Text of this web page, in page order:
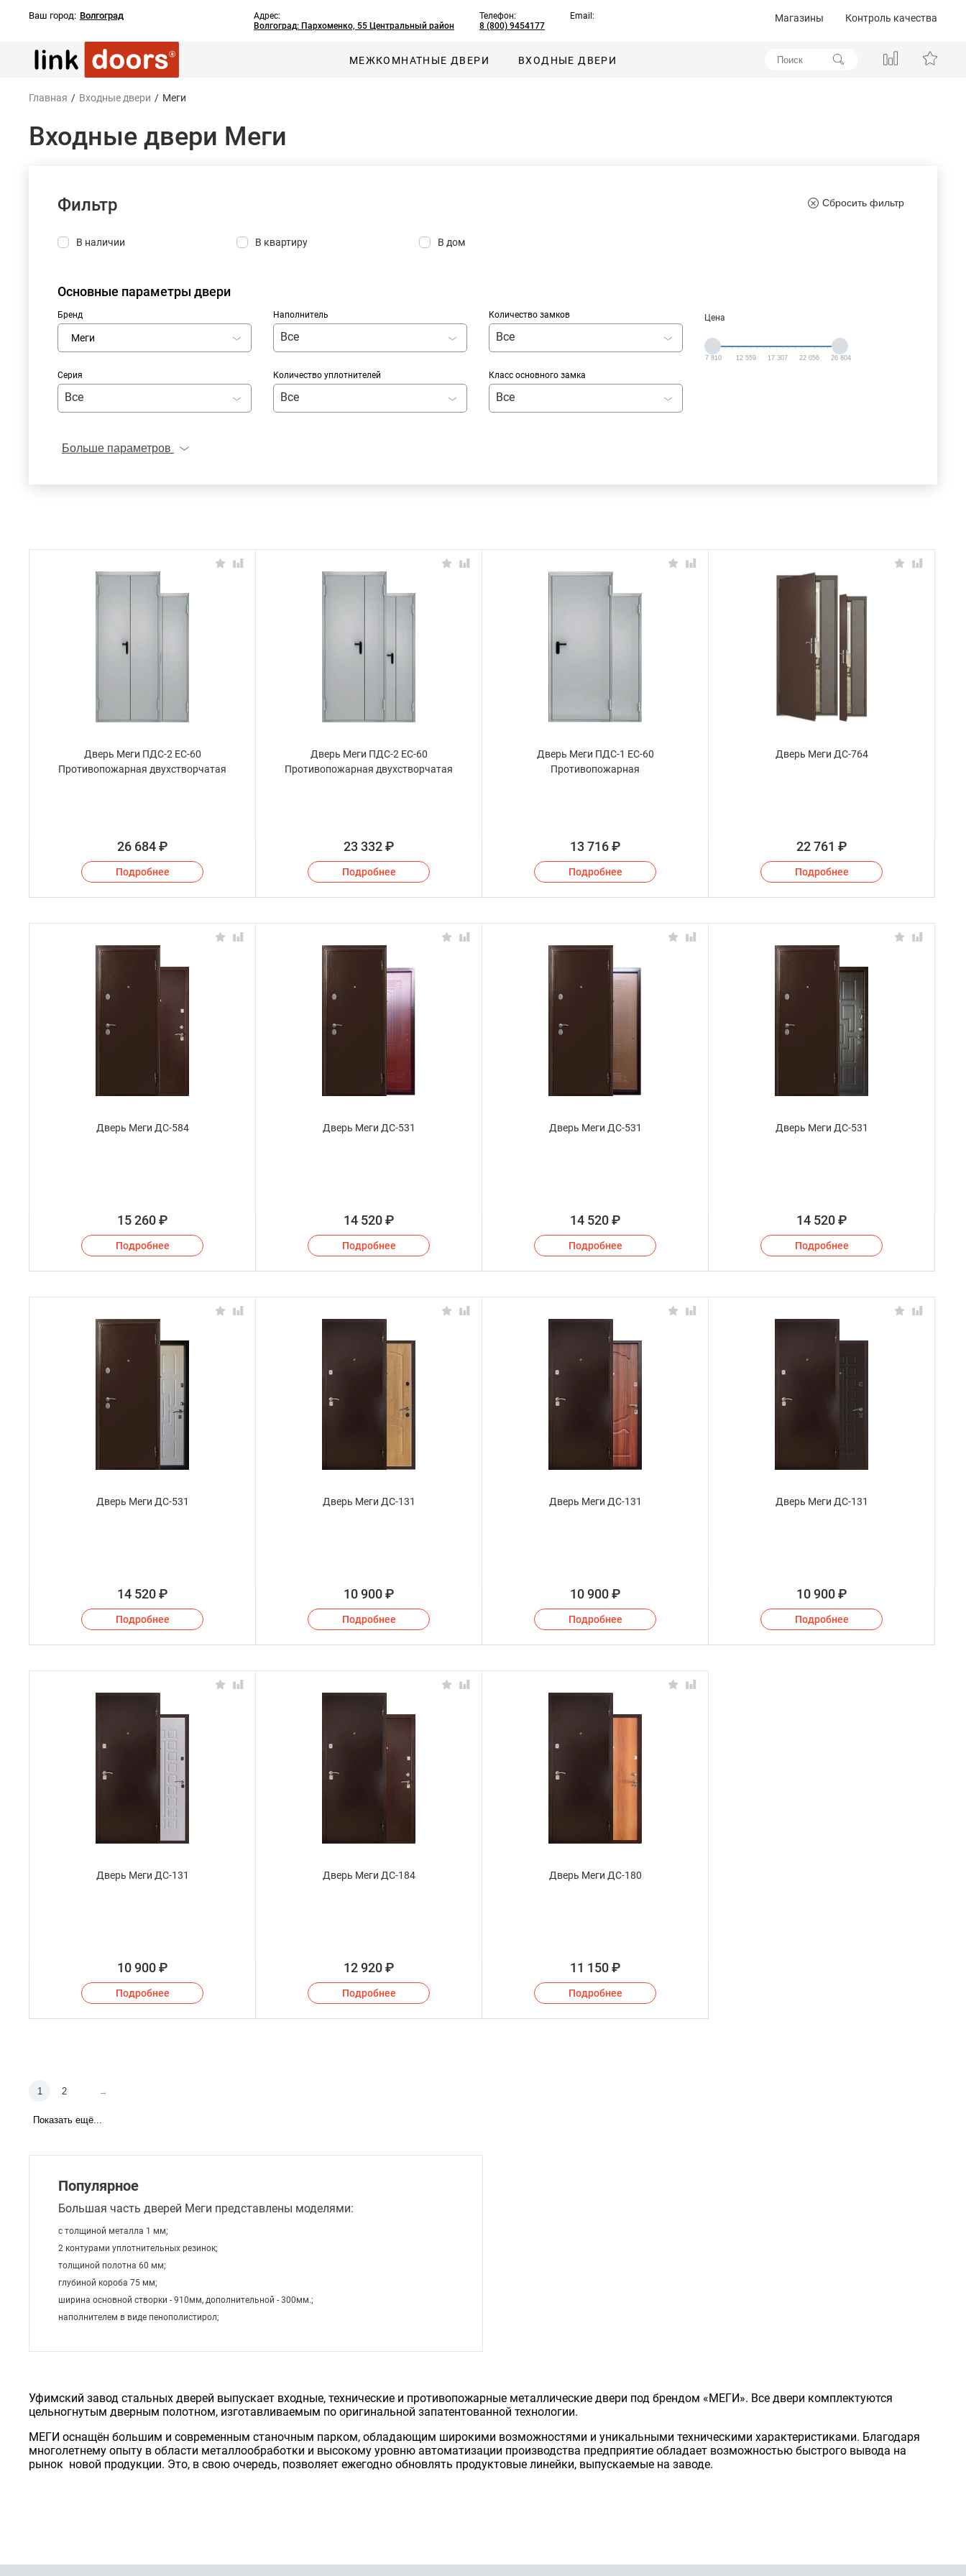
Ваш город: Волгоград
Адрес:
Волгоград: Пархоменко, 55 Центральный район
Телефон:
8 (800) 9454177
Email: Магазины Контроль качества
МЕЖКОМНАТНЫЕ ДВЕРИ ВХОДНЫЕ ДВЕРИ
Главная / Входные двери / Меги
Входные двери Меги
Фильтр Сбросить фильтр
В наличии В квартиру В дом
Основные параметры двери
Бренд
Меги
Серия
Все
Наполнитель
Все
Количество уплотнителей
Все
Количество замков
Все
Класс основного замка
Все
Цена
7 810 12 559 17 307 22 056 26 804
Больше параметров
Дверь Меги ПДС-2 ЕС-60
Противопожарная двухстворчатая
26 684₽
Подробнее
Дверь Меги ПДС-2 ЕС-60
Противопожарная двухстворчатая
23 332₽
Подробнее
Дверь Меги ПДС-1 ЕС-60
Противопожарная
13 716₽
Подробнее
Дверь Меги ДС-764
22 761 ₽
Подробнее
Дверь Меги ДС-584
15 260₽
Подробнее
Дверь Меги ДС-531
14 520₽
Подробнее
Дверь Меги ДС-531
14 520₽
Подробнее
Дверь Меги ДС-531
14 520₽
Подробнее
Дверь Меги ДС-531
14 520₽
Подробнее
Дверь Меги ДС-131
10 900₽
Подробнее
Дверь Меги ДС-131
10 900₽
Подробнее
Дверь Меги ДС-131
10 900₽
Подробнее
Дверь Меги ДС-131
10 900₽
Подробнее
Дверь Меги ДС-184
12 920₽
Подробнее
Дверь Меги ДС-180
11 150₽
Подробнее
1 2 →
Показать ещё...
Популярное
Большая часть дверей Меги представлены моделями:
с толщиной металла 1 мм;
2 контурами уплотнительных резинок;
толщиной полотна 60 мм;
глубиной короба 75 мм;
ширина основной створки - 910мм, дополнительной - 300мм.;
наполнителем в виде пенополистирол;
Уфимский завод стальных дверей выпускает входные, технические и противопожарные металлические двери под брендом «МЕГИ». Все двери комплектуются
цельногнутым дверным полотном, изготавливаемым по оригинальной запатентованной технологии.
МЕГИ оснащён большим и современным станочным парком, обладающим широкими возможностями и уникальными техническими характеристиками. Благодаря
многолетнему опыту в области металлообработки и высокому уровню автоматизации производства предприятие обладает возможностью быстрого вывода на
рынок новой продукции. Это, в свою очередь, позволяет ежегодно обновлять продуктовые линейки, выпускаемые на заводе.